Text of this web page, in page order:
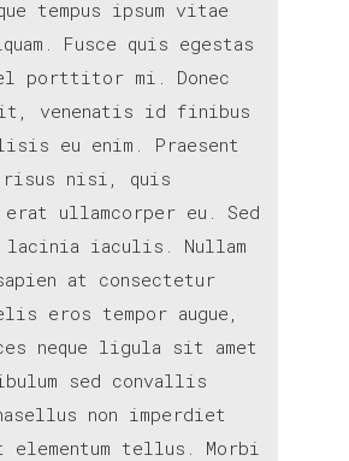
tempus ipsum vitae
Fusce quis egestas
porttitor mi. Donec
venenatis id finibus
eu enim. Praesent
risus nisi, quis
ullamcorper eu. Sed
lacinia iaculis. Nullam
at consectetur
eros tempor augue,
neque ligula sit amet
sed convallis
non imperdiet
elementum tellus. Morbi